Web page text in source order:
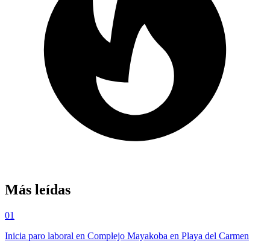
Más leídas
01
Inicia paro laboral en Complejo Mayakoba en Playa del Carmen